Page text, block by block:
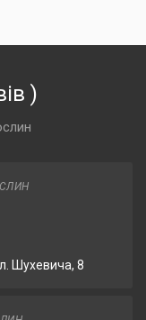
)
Шухевича, 8